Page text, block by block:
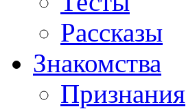
Рассказы
Знакомства
Признания